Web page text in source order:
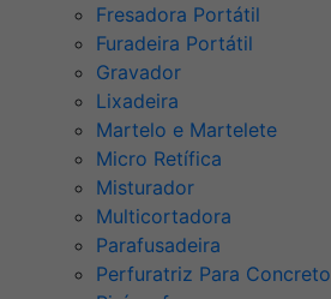
Fresadora Portátil
Furadeira Portátil
Gravador
Lixadeira
Martelo e Martelete
Micro Retífica
Misturador
Multicortadora
Parafusadeira
Perfuratriz Para Concreto